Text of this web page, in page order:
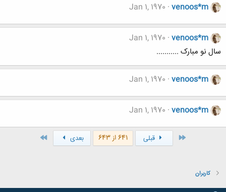
venoos*m
Jan 1, 1970
venoos*m
Jan 1, 1970
سال نو مبارک ...........
venoos*m
Jan 1, 1970
venoos*m
Jan 1, 1970
قبلی 641 از 643 بعدی
کاربران